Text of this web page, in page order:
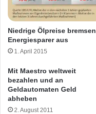
Niedrige Ölpreise bremsen
Energiesparer aus
1. April 2015
Mit Maestro weltweit
bezahlen und an
Geldautomaten Geld
abheben
2. August 2011